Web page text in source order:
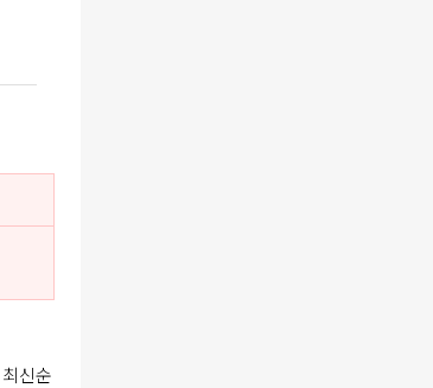
최신순